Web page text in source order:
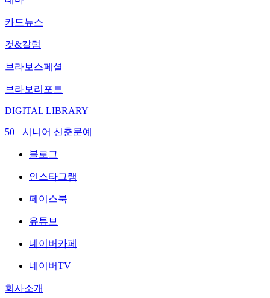
카드뉴스
컷&칼럼
브라보스페셜
브라보리포트
DIGITAL LIBRARY
50+ 시니어 신춘문예
블로그
인스타그램
페이스북
유튜브
네이버카페
네이버TV
회사소개